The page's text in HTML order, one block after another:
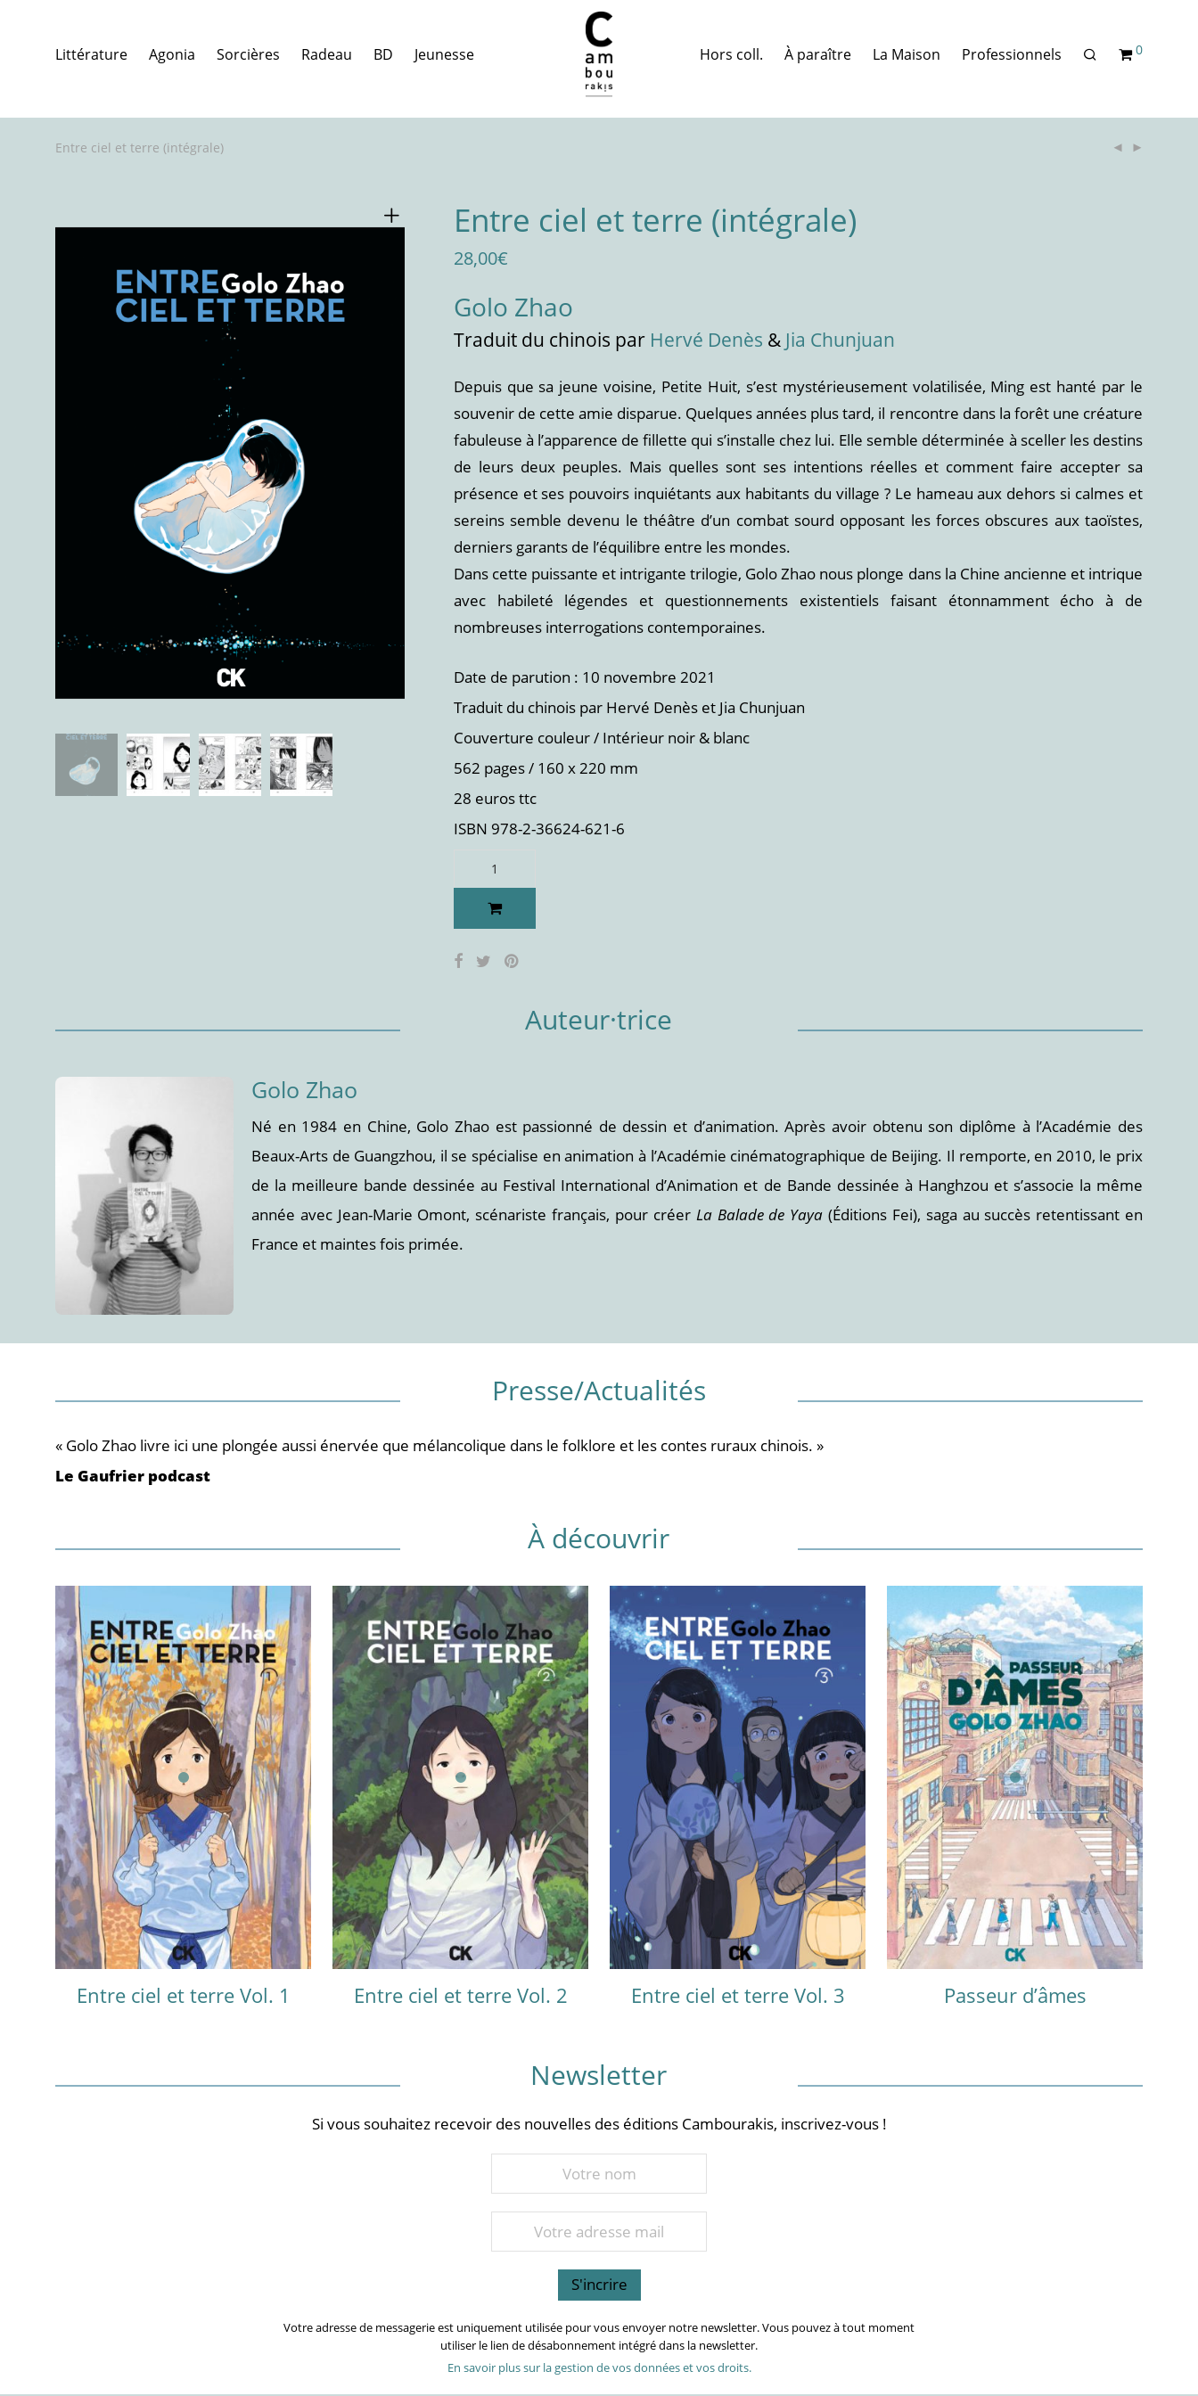
Littérature Agonia Sorcières Radeau BD Jeunesse Hors coll. À paraître La Maison Professionnels 0
Entre ciel et terre (intégrale)
Entre ciel et terre (intégrale)
28,00€
Golo Zhao
Traduit du chinois par Hervé Denès & Jia Chunjuan
Depuis que sa jeune voisine, Petite Huit, s’est mystérieusement volatilisée, Ming est hanté par le
souvenir de cette amie disparue. Quelques années plus tard, il rencontre dans la forêt une créature
fabuleuse à l’apparence de fillette qui s’installe chez lui. Elle semble déterminée à sceller les destins
de leurs deux peuples. Mais quelles sont ses intentions réelles et comment faire accepter sa
présence et ses pouvoirs inquiétants aux habitants du village ? Le hameau aux dehors si calmes et
sereins semble devenu le théâtre d’un combat sourd opposant les forces obscures aux taoïstes,
derniers garants de l’équilibre entre les mondes.
Dans cette puissante et intrigante trilogie, Golo Zhao nous plonge dans la Chine ancienne et intrique
avec habileté légendes et questionnements existentiels faisant étonnamment écho à de
nombreuses interrogations contemporaines.
Date de parution : 10 novembre 2021
Traduit du chinois par Hervé Denès et Jia Chunjuan
Couverture couleur / Intérieur noir & blanc
562 pages / 160 x 220 mm
28 euros ttc
ISBN 978-2-36624-621-6
Auteur·trice
Golo Zhao
Né en 1984 en Chine, Golo Zhao est passionné de dessin et d’animation. Après avoir obtenu son diplôme à l’Académie des
Beaux-Arts de Guangzhou, il se spécialise en animation à l’Académie cinématographique de Beijing. Il remporte, en 2010, le prix
de la meilleure bande dessinée au Festival International d’Animation et de Bande dessinée à Hanghzou et s’associe la même
année avec Jean-Marie Omont, scénariste français, pour créer La Balade de Yaya (Éditions Fei), saga au succès retentissant en
France et maintes fois primée.
Presse/Actualités
« Golo Zhao livre ici une plongée aussi énervée que mélancolique dans le folklore et les contes ruraux chinois. »
Le Gaufrier podcast
À découvrir
Entre ciel et terre Vol. 1 Entre ciel et terre Vol. 2 Entre ciel et terre Vol. 3 Passeur d’âmes
Newsletter
Si vous souhaitez recevoir des nouvelles des éditions Cambourakis, inscrivez-vous !
Votre adresse de messagerie est uniquement utilisée pour vous envoyer notre newsletter. Vous pouvez à tout moment
utiliser le lien de désabonnement intégré dans la newsletter.
En savoir plus sur la gestion de vos données et vos droits.